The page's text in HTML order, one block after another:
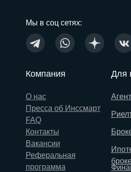
Мы в соц сетях:
Для
Компания
О нас
Пресса об Инссмарт
FAQ
Контакты
Вакансии
Реферальная
программа